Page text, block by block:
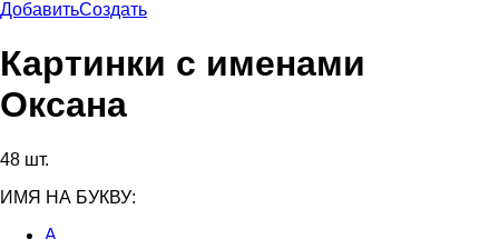
ДобавитьСоздать
Картинки с именами
Оксана
48 шт.
ИМЯ НА БУКВУ:
А